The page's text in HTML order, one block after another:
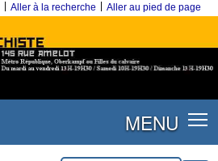
Aller à la recherche Aller au pied de page
MENU